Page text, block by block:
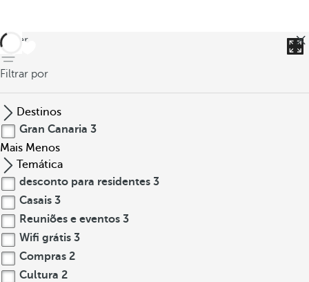
voltar
Filtrar por
Destinos
Gran Canaria 3
Mais Menos
Temática
desconto para residentes 3
Casais 3
Reuniões e eventos 3
Wifi grátis 3
Compras 2
Cultura 2